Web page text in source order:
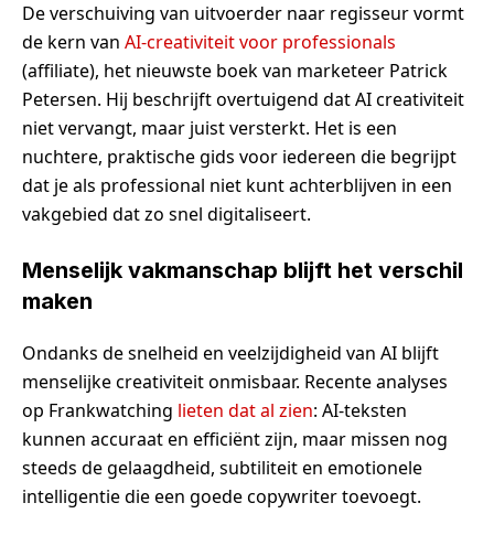
De verschuiving van uitvoerder naar regisseur vormt
de kern van AI-creativiteit voor professionals
(affiliate), het nieuwste boek van marketeer Patrick
Petersen. Hij beschrijft overtuigend dat AI creativiteit
niet vervangt, maar juist versterkt. Het is een
nuchtere, praktische gids voor iedereen die begrijpt
dat je als professional niet kunt achterblijven in een
vakgebied dat zo snel digitaliseert.
Menselijk vakmanschap blijft het verschil
maken
Ondanks de snelheid en veelzijdigheid van AI blijft
menselijke creativiteit onmisbaar. Recente analyses
op Frankwatching lieten dat al zien: AI-teksten
kunnen accuraat en efficiënt zijn, maar missen nog
steeds de gelaagdheid, subtiliteit en emotionele
intelligentie die een goede copywriter toevoegt.